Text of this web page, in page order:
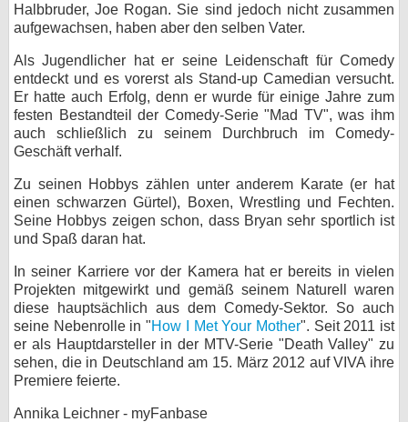
Halbbruder, Joe Rogan. Sie sind jedoch nicht zusammen
aufgewachsen, haben aber den selben Vater.
Als Jugendlicher hat er seine Leidenschaft für Comedy
entdeckt und es vorerst als Stand-up Camedian versucht.
Er hatte auch Erfolg, denn er wurde für einige Jahre zum
festen Bestandteil der Comedy-Serie "Mad TV", was ihm
auch schließlich zu seinem Durchbruch im Comedy-
Geschäft verhalf.
Zu seinen Hobbys zählen unter anderem Karate (er hat
einen schwarzen Gürtel), Boxen, Wrestling und Fechten.
Seine Hobbys zeigen schon, dass Bryan sehr sportlich ist
und Spaß daran hat.
In seiner Karriere vor der Kamera hat er bereits in vielen
Projekten mitgewirkt und gemäß seinem Naturell waren
diese hauptsächlich aus dem Comedy-Sektor. So auch
seine Nebenrolle in "How I Met Your Mother". Seit 2011 ist
er als Hauptdarsteller in der MTV-Serie "Death Valley" zu
sehen, die in Deutschland am 15. März 2012 auf VIVA ihre
Premiere feierte.
Annika Leichner - myFanbase
Forum
bei X
bei Facebook
Nutzungsbedingungen
Datenschutz
Cookie-Einstellungen
Impressum
Desktop-Ansicht
myFanbase